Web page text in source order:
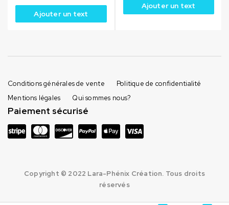
Ajouter un text
Ajouter un text
Conditions générales de vente
Politique de confidentialité
Mentions légales
Qui sommes nous?
Paiement sécurisé
Copyright © 2022 Lara-Phénix Création. Tous droits
réservés